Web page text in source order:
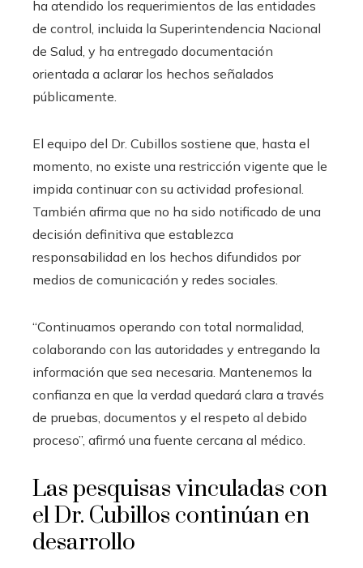
ha atendido los requerimientos de las entidades
de control, incluida la Superintendencia Nacional
de Salud, y ha entregado documentación
orientada a aclarar los hechos señalados
públicamente.
El equipo del Dr. Cubillos sostiene que, hasta el
momento, no existe una restricción vigente que le
impida continuar con su actividad profesional.
También afirma que no ha sido notificado de una
decisión definitiva que establezca
responsabilidad en los hechos difundidos por
medios de comunicación y redes sociales.
“Continuamos operando con total normalidad,
colaborando con las autoridades y entregando la
información que sea necesaria. Mantenemos la
confianza en que la verdad quedará clara a través
de pruebas, documentos y el respeto al debido
proceso”, afirmó una fuente cercana al médico.
Las pesquisas vinculadas con
el Dr. Cubillos continúan en
desarrollo